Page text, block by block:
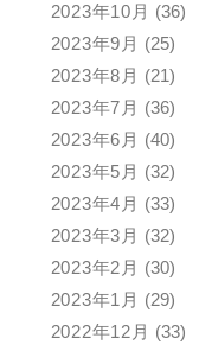
2023年10月 (36)
2023年9月 (25)
2023年8月 (21)
2023年7月 (36)
2023年6月 (40)
2023年5月 (32)
2023年4月 (33)
2023年3月 (32)
2023年2月 (30)
2023年1月 (29)
2022年12月 (33)